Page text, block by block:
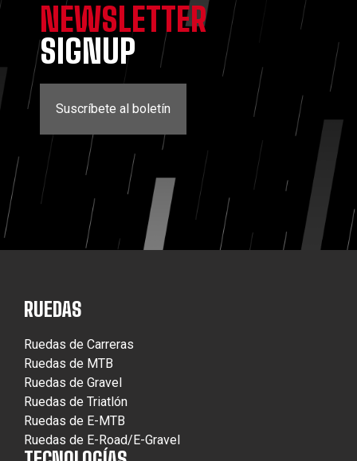
NEWSLETTER
SIGNUP
Suscríbete al boletín
RUEDAS
Ruedas de Carreras
Ruedas de MTB
Ruedas de Gravel
Ruedas de Triatlón
Ruedas de E-MTB
Ruedas de E-Road/E-Gravel